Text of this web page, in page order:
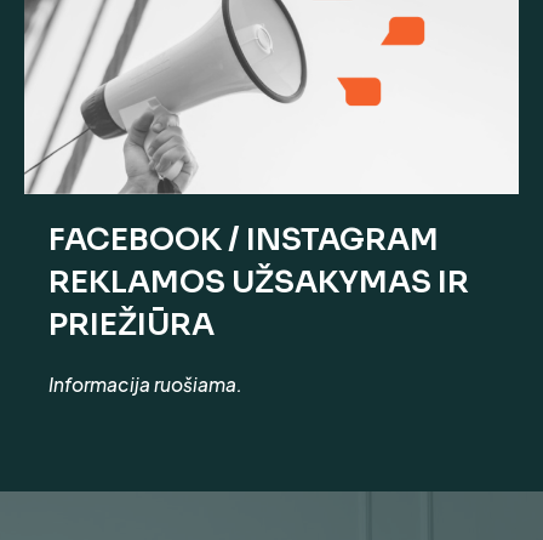
FACEBOOK / INSTAGRAM
REKLAMOS UŽSAKYMAS IR
PRIEŽIŪRA
Informacija ruošiama.